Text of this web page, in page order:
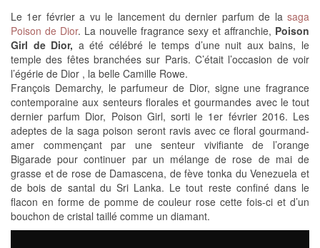
Le 1er février a vu le lancement du dernier parfum de la saga
Poison de Dior. La nouvelle fragrance sexy et affranchie, Poison
Girl de Dior, a été célébré le temps d’une nuit aux bains, le
temple des fêtes branchées sur Paris. C’était l’occasion de voir
l’égérie de Dior , la belle Camille Rowe.
François Demarchy, le parfumeur de Dior, signe une fragrance
contemporaine aux senteurs florales et gourmandes avec le tout
dernier parfum Dior, Poison Girl, sorti le 1er février 2016. Les
adeptes de la saga poison seront ravis avec ce floral gourmand-
amer commençant par une senteur vivifiante de l’orange
Bigarade pour continuer par un mélange de rose de mai de
grasse et de rose de Damascena, de fève tonka du Venezuela et
de bois de santal du Sri Lanka. Le tout reste confiné dans le
flacon en forme de pomme de couleur rose cette fois-ci et d’un
bouchon de cristal taillé comme un diamant.